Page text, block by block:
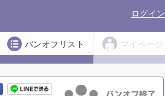
ログイン
バンオフリスト マイページ